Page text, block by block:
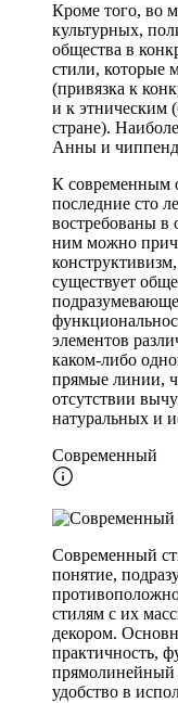
Кроме того, во
культурных,
общества в
стили, которые
(привязка к
и к этническим
стране).
Анны и
К современным
последние сто
востребованы
ним можно
существует
элементов
каком-либо
прямые линии,
отсутствии
натуральных и
Современный
Современный
понятие,
стилям с их
декором.
практичность,
прямолинейный
удобство в